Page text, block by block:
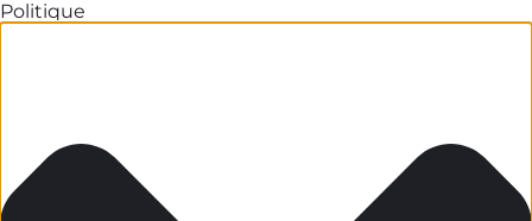
Politique